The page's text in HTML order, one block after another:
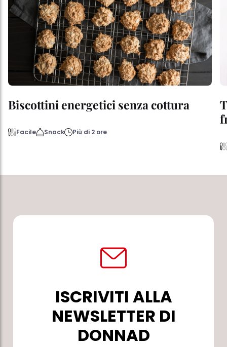
Biscottini energetici senza cottura
Facile Snack Più di 2 ore
ISCRIVITI ALLA
NEWSLETTER DI
DONNAD